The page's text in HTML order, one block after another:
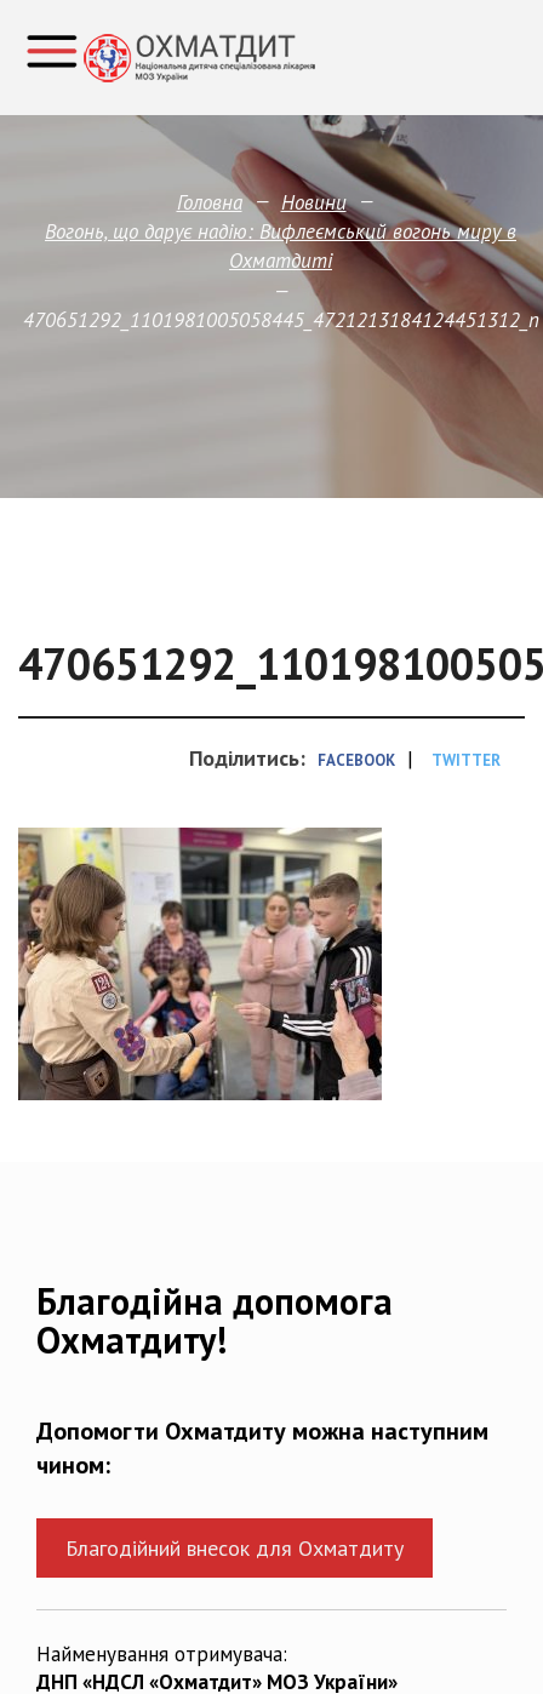
Головна — Новини —
Вогонь, що дарує надію: Вифлеємський вогонь миру в
Охматдиті
—
470651292_1101981005058445_4721213184124451312_n
Поділитись: FACEBOOK | TWITTER
Благодійна допомога
Охматдиту!
Допомогти Охматдиту можна наступним
чином:
Благодійний внесок для Охматдиту
Найменування отримувача:
ДНП «НДСЛ «Охматдит» МОЗ України»